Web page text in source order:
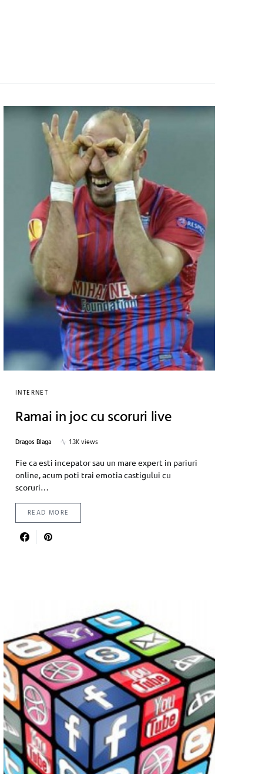
INTERNET
Ramai in joc cu scoruri live
Dragos Blaga
1.3K views
Fie ca esti incepator sau un mare expert in pariuri
online, acum poti trai emotia castigului cu
scoruri…
READ MORE